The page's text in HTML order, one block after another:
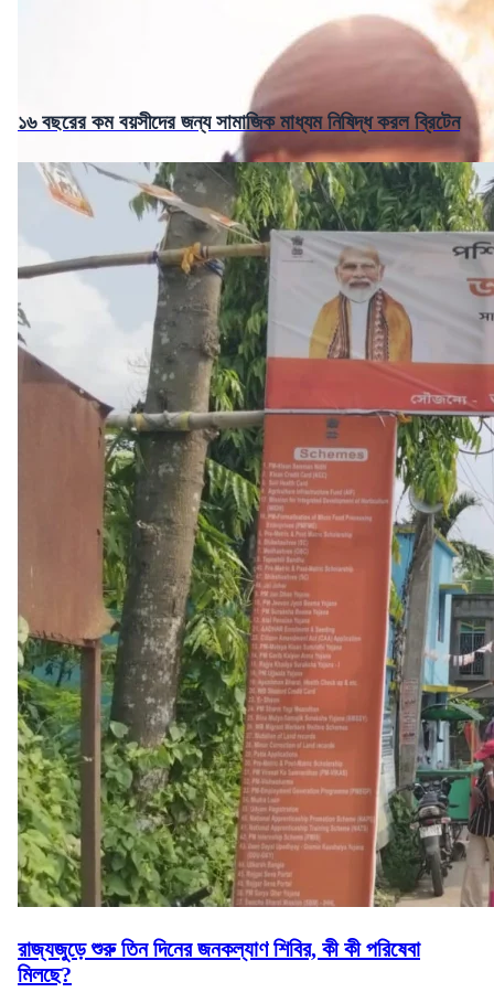
১৬ বছরের কম বয়সীদের জন্য সামাজিক মাধ্যম নিষিদ্ধ করল ব্রিটেন
রাজ্যজুড়ে শুরু তিন দিনের জনকল্যাণ শিবির, কী কী পরিষেবা
মিলছে?